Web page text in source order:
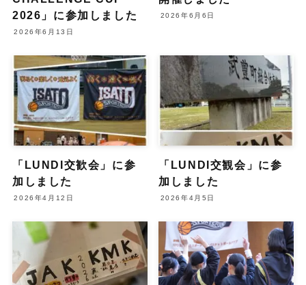
2026」に参加しました
2026年6月13日
2026年6月6日
「LUNDI交歓会」に参
加しました
2026年4月12日
「LUNDI交観会」に参
加しました
2026年4月5日